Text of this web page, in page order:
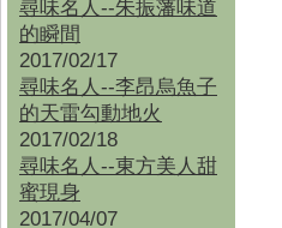
尋味名人--朱振藩味道
的瞬間
2017/02/17
尋味名人--李昂烏魚子
的天雷勾動地火
2017/02/18
尋味名人--東方美人甜
蜜現身
2017/04/07